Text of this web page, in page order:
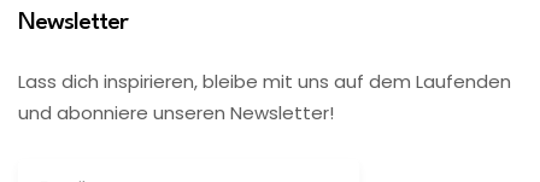
Newsletter
Lass dich inspirieren, bleibe mit uns auf dem Laufenden
und abonniere unseren Newsletter!